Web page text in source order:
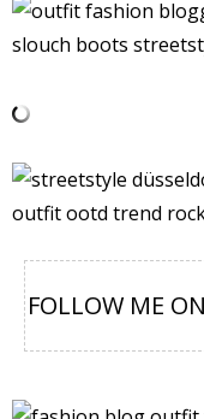
FOLLOW ME